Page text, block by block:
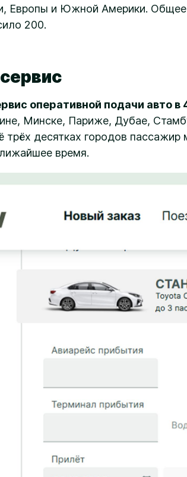
Европы и Южной Америки. Общее
200.
оперативной подачи авто в
Минске, Париже, Дубае,
десятках городов пассажир
время.